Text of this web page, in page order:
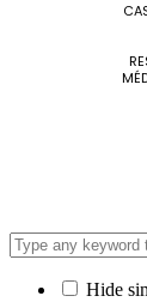
Hide